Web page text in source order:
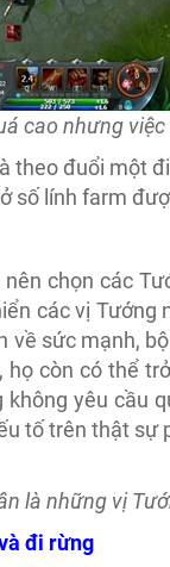
cao nhưng
theo đuổi một
số lính farm
chọn các
các vị Tướng
sức mạnh,
còn có thể
yêu cầu
tố trên thật sự
là những vị
đi rừng